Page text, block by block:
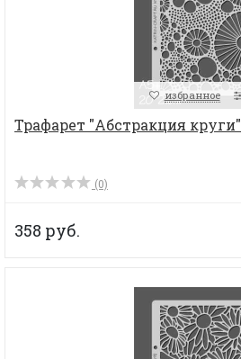
избранное
Трафарет "Абстракция круги"
(0)
358 руб.